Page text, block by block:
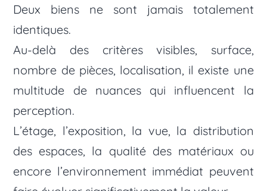
Deux biens ne sont jamais totalement
identiques.
Au-delà des critères visibles, surface,
nombre de pièces, localisation, il existe une
multitude de nuances qui influencent la
perception.
L’étage, l’exposition, la vue, la distribution
des espaces, la qualité des matériaux ou
encore l’environnement immédiat peuvent